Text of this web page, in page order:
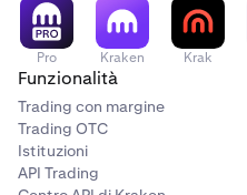
Pro Kraken Krak
Funzionalità
Trading con margine
Trading OTC
Istituzioni
API Trading